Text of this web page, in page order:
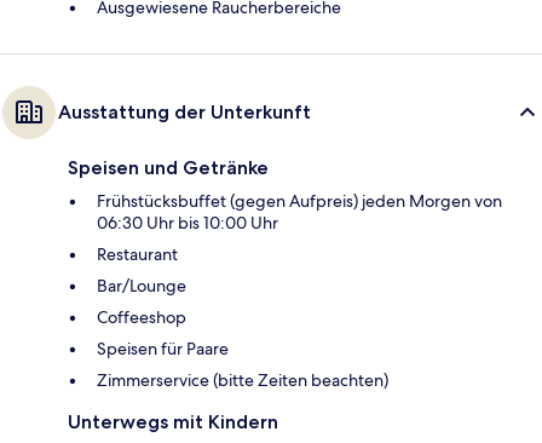
Ausgewiesene Raucherbereiche
Ausstattung der Unterkunft
Speisen und Getränke
Frühstücksbuffet (gegen Aufpreis) jeden Morgen von
06:30 Uhr bis 10:00 Uhr
Restaurant
Bar/Lounge
Coffeeshop
Speisen für Paare
Zimmerservice (bitte Zeiten beachten)
Unterwegs mit Kindern